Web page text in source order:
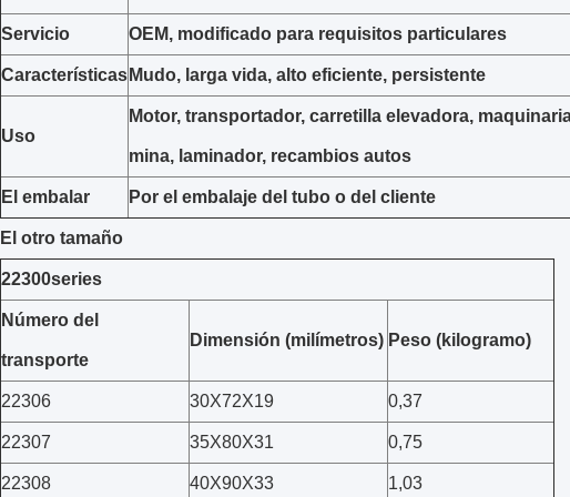
Servicio OEM, modificado para requisitos particulares
Características Mudo, larga vida, alto eficiente, persistente
Uso
Motor, transportador, carretilla elevadora,
mina, laminador, recambios autos
El embalar Por el embalaje del tubo o del cliente
El otro tamaño
22300series
Número del
transporte
Dimensión (milímetros) Peso (kilogramo)
22306 30X72X19 0,37
22307 35X80X31 0,75
22308 40X90X33 1,03